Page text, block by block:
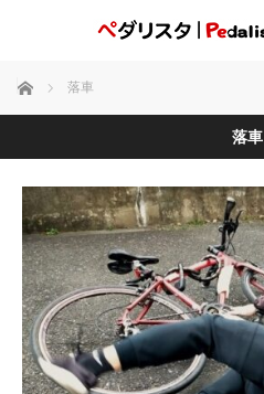
ホーム 落車
落車